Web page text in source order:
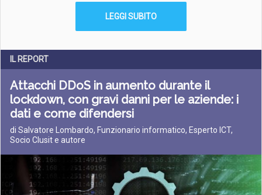
LEGGI SUBITO
IL REPORT
Attacchi DDoS in aumento durante il
lockdown, con gravi danni per le aziende: i
dati e come difendersi
di Salvatore Lombardo, Funzionario informatico, Esperto ICT,
Socio Clusit e autore